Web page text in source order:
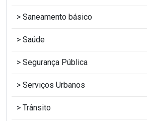
Saneamento básico
Saúde
Segurança Pública
Serviços Urbanos
Trânsito